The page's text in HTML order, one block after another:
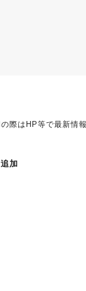
際はHP等で最新情
加